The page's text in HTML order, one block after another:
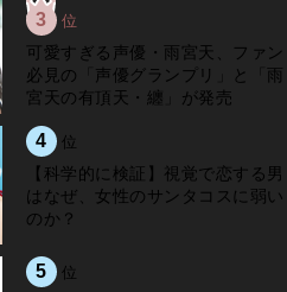
3 位
可愛すぎる声優・雨宮天、ファン
必見の「声優グランプリ」と「雨
宮天の有頂天・纏」が発売
4 位
【科学的に検証】視覚で恋する男
はなぜ、女性のサンタコスに弱い
のか？
5 位